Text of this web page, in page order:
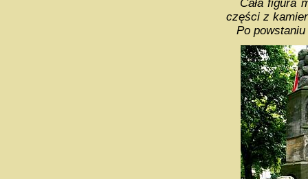
Cała figura
części z
Po powstaniu